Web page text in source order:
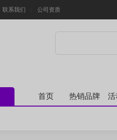
联系我们 公司资质
首页 热销品牌 活